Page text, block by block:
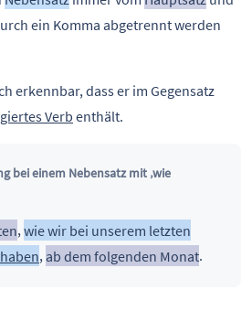
ein Komma abgetrennt werden
erkennbar, dass er im Gegensatz
Verb enthält.
bei einem Nebensatz mit ‚wie
,wie wir bei unserem letzten
haben, ab dem folgenden Monat.